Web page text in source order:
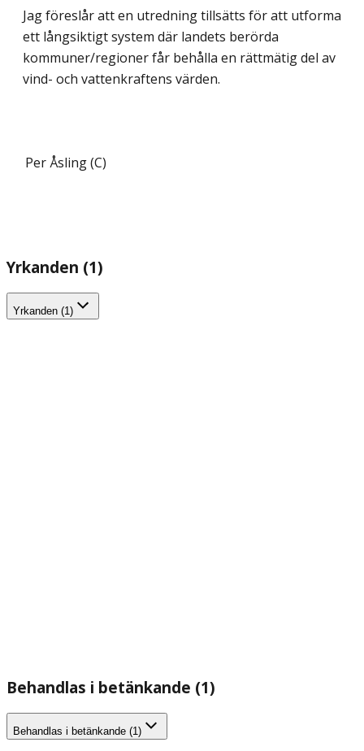
Jag föreslår att en utredning tillsätts för att utforma
ett långsiktigt system där landets berörda
kommuner/regioner får behålla en rättmätig del av
vind- och vattenkraftens värden.
Per Åsling (C)
Yrkanden (1)
Yrkanden (1)
Behandlas i betänkande (1)
Behandlas i betänkande (1)